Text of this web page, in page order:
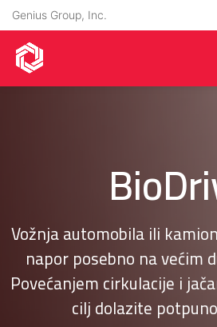
Genius Group, Inc.
Vožnja automobila ili
napor posebno na većim
Povećanjem cirkulacije i
cilj dolazite